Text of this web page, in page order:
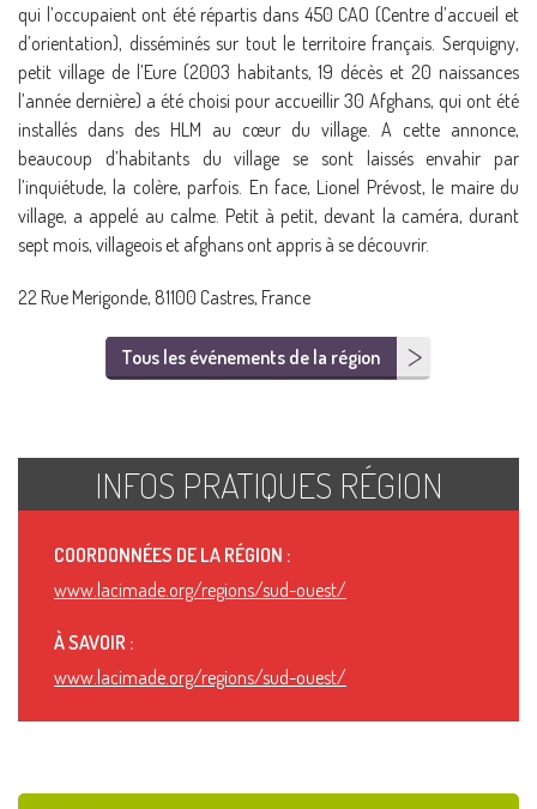
qui l’occupaient ont été répartis dans 450 CAO (Centre d’accueil et
d’orientation), disséminés sur tout le territoire français. Serquigny,
petit village de l’Eure (2003 habitants, 19 décès et 20 naissances
l’année dernière) a été choisi pour accueillir 30 Afghans, qui ont été
installés dans des HLM au cœur du village. A cette annonce,
beaucoup d’habitants du village se sont laissés envahir par
l’inquiétude, la colère, parfois. En face, Lionel Prévost, le maire du
village, a appelé au calme. Petit à petit, devant la caméra, durant
sept mois, villageois et afghans ont appris à se découvrir.
22 Rue Merigonde, 81100 Castres, France
Tous les événements de la région
INFOS PRATIQUES RÉGION
COORDONNÉES DE LA RÉGION :
www.lacimade.org/regions/sud-ouest/
À SAVOIR :
www.lacimade.org/regions/sud-ouest/